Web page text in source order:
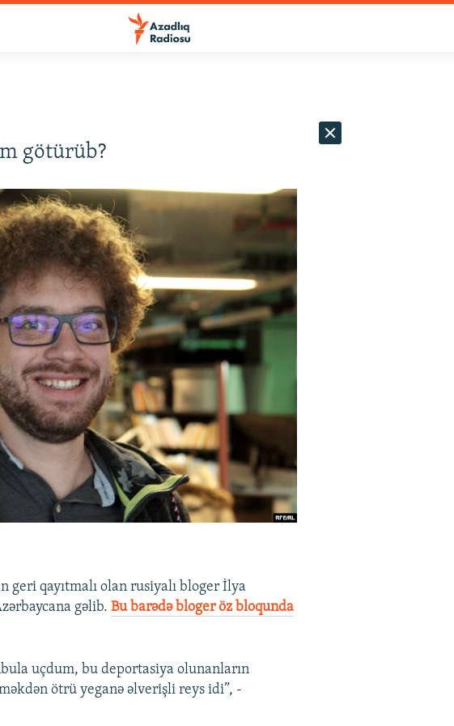
götürüb?
geri qayıtmalı olan rusiyalı bloger İlya
gəlib. Bu barədə bloger öz bloqunda
uçdum, bu deportasiya olunanların
ötrü yeganə əlverişli reys idi”, -